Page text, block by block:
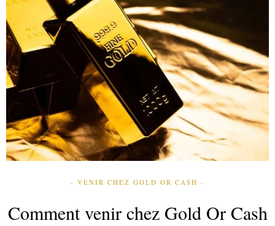
- VENIR CHEZ GOLD OR CASH -
Comment venir chez Gold Or Cash